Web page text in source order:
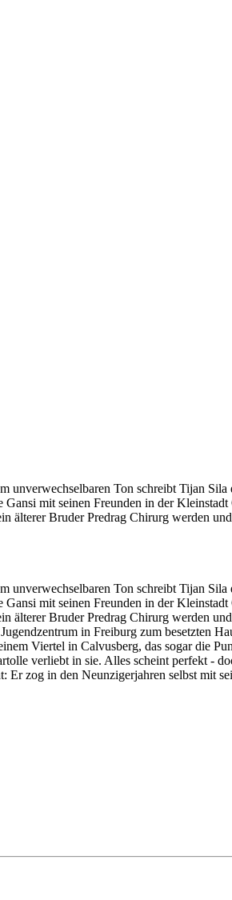
unverwechselbaren Ton schreibt Tijan
mit seinen Freunden in der
älterer Bruder Predrag Chirurg werden
unverwechselbaren Ton schreibt Tijan
mit seinen Freunden in der
älterer Bruder Predrag Chirurg werden
in Freiburg zum besetzten
Viertel in Calvusberg, das sogar die
verliebt in sie. Alles scheint perfekt -
zog in den Neunzigerjahren selbst mit